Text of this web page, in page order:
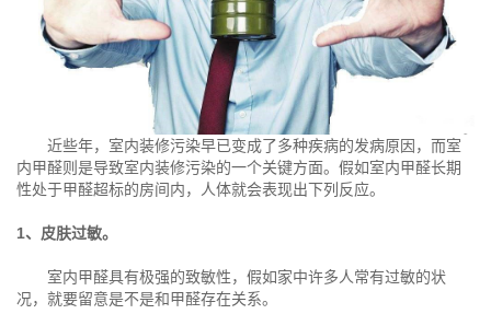
近些年，室内装修污染早已变成了多种疾病的发病原因，而室
内甲醛则是导致室内装修污染的一个关键方面。假如室内甲醛长期
性处于甲醛超标的房间内，人体就会表现出下列反应。
1、皮肤过敏。
室内甲醛具有极强的致敏性，假如家中许多人常有过敏的状
况，就要留意是不是和甲醛存在关系。